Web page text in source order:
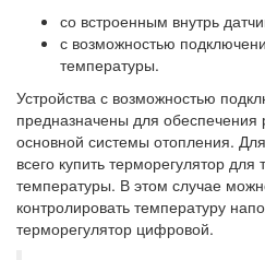
со встроенным внутрь
с возможностью
температуры.
Устройства с возможностью
предназначены для обеспечения
основной системы отопления.
всего купить терморегулятор
температуры. В этом случае
контролировать температуру
терморегулятор цифровой.